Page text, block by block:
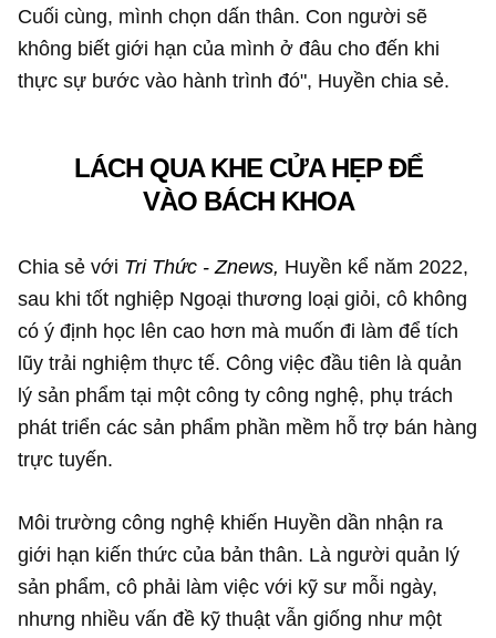
Cuối cùng, mình chọn dấn thân. Con người sẽ
không biết giới hạn của mình ở đâu cho đến khi
thực sự bước vào hành trình đó", Huyền chia sẻ.
LÁCH QUA KHE CỬA HẸP ĐỂ
VÀO BÁCH KHOA
Chia sẻ với Tri Thức - Znews, Huyền kể năm 2022,
sau khi tốt nghiệp Ngoại thương loại giỏi, cô không
có ý định học lên cao hơn mà muốn đi làm để tích
lũy trải nghiệm thực tế. Công việc đầu tiên là quản
lý sản phẩm tại một công ty công nghệ, phụ trách
phát triển các sản phẩm phần mềm hỗ trợ bán hàng
trực tuyến.
Môi trường công nghệ khiến Huyền dần nhận ra
giới hạn kiến thức của bản thân. Là người quản lý
sản phẩm, cô phải làm việc với kỹ sư mỗi ngày,
nhưng nhiều vấn đề kỹ thuật vẫn giống như một